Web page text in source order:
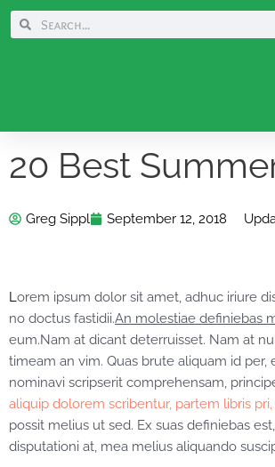
Skip
SearchSearch
20 Best
Greg Sippl September 12, 2018
Lorem ipsum dolor sit amet, adhuc iriure
no doctus fastidii.An molestiae definiebas
eum.Nam at dicant deterruisset. Nam at
timeam an vim. Quas brute aliquam id
nominavi scripserit comprehensam,
aliquip dolorem scribentur, partem libris pri,
possit melius ut sed. Ex suas definiebas
disputationi at, mea melius aliquando